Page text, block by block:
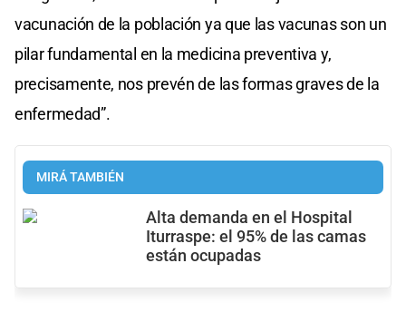
vacunación de la población ya que las vacunas son un
pilar fundamental en la medicina preventiva y,
precisamente, nos prevén de las formas graves de la
enfermedad”.
MIRÁ TAMBIÉN
Alta demanda en el Hospital
Iturraspe: el 95% de las camas
están ocupadas